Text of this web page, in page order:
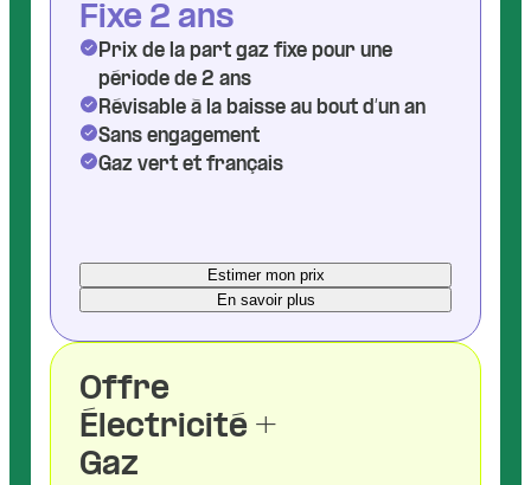
Fixe 2 ans
Prix de la part gaz fixe pour une
période de 2 ans
Révisable à la baisse au bout d’un an
Sans engagement
Gaz vert et français
Estimer mon prix
En savoir plus
Offre
Électricité +
Gaz